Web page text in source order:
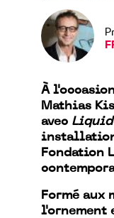
À
Mathias
avec
Fondation
Formé aux
l'ornement